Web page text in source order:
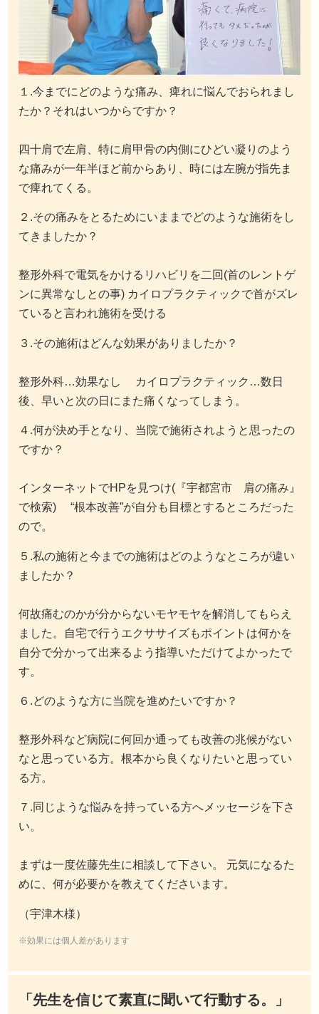
１.今までにどのような痛み、痺れに悩んでおられまし
たか？それはいつからですか？
四十肩で左肩、特に肩甲骨の内側にひどい凝りのよう
な痛みが一年半ほど前からあり、時には左腕が指先ま
で痺れてくる。
２.その痛みをとるためにいままでどのような施術をし
てきましたか？
整形外科で電気をかけるリハビリを二回(首のレントゲ
ンに異常なしとの事) カイロプラクティックで首がズレ
ていると言われ施術を受ける
３.その施術はどんな効果がありましたか？
整形外科…効果なし カイロプラクティック…数日
後、早いと次の日にまた痛くなってしまう。
４.何が決め手となり、当院で施術されようと思ったの
ですか？
インターネットでHPを見つけ(『宇都宮市 肩の痛み』
で検索) “根本改善”が自分も目標とするところだった
ので。
５.私の施術と今までの施術はどのようなところが違い
ましたか？
何故痛むのかが分からないモヤモヤを解消してもらえ
ました。自宅で行うエクササイズもポイントは何かを
自分で分かって出来るよう指導いただけてよかったで
す。
６.どのような方に当院を進めたいですか？
整形外科など病院に何回か通っても改善の兆候がない
なと思っている方。根本から良くなりたいと思ってい
る方。
７.同じような悩みを持っている方へメッセージを下さ
い。
まずは一度佐藤先生に相談して下さい。 元気になるた
めに、何が必要かを教えてくださいます。
（宇津木様）
※効果には個人差があります
「先生を信じて素直に聞いて行動する。」